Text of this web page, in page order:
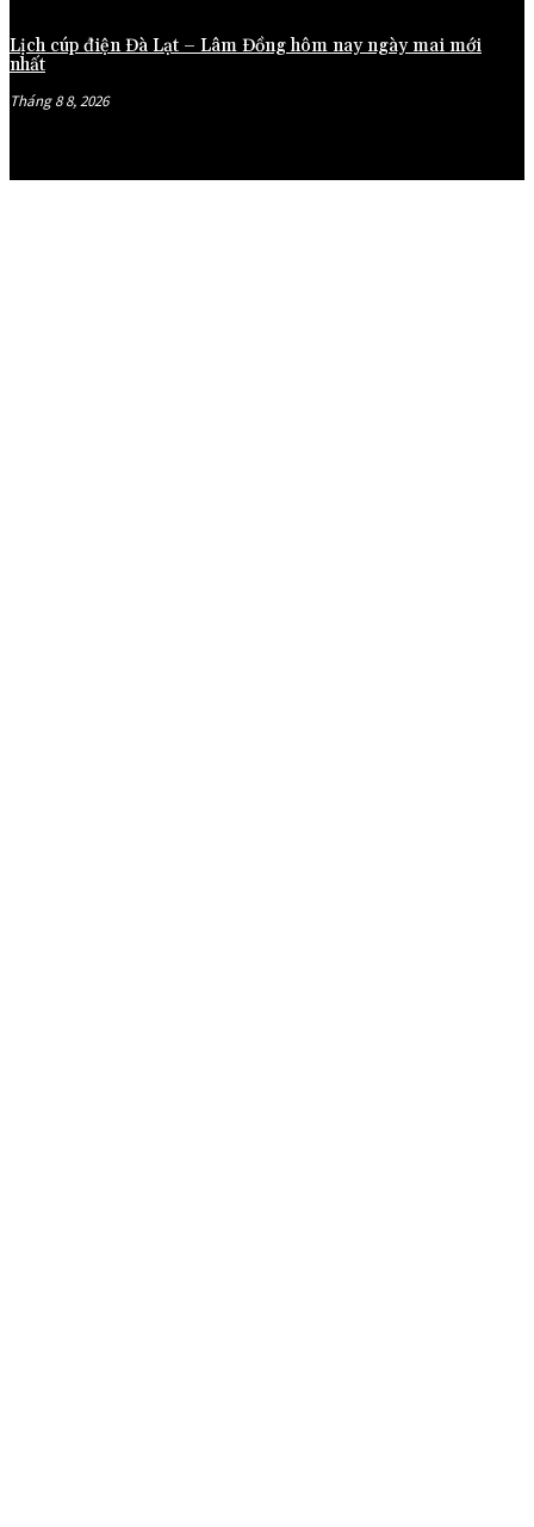
Lịch cúp điện Đà Lạt – Lâm Đồng hôm nay ngày mai mới
nhất
Tháng 8 8, 2026